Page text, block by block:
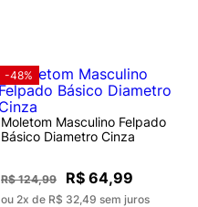
-48%
Moletom Masculino Felpado
Básico Diametro Cinza
R$ 124,99 R$ 64,99
ou 2x de R$ 32,49 sem juros